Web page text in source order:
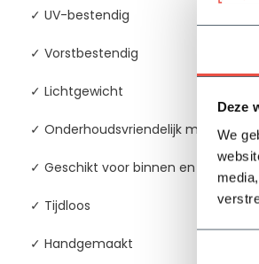
Deze
We
✓ UV-bestendig
✓ Vorstbestendig
✓ Lichtgewicht
✓ Onderhoudsvriendelijk materiaal
✓ Geschikt voor binnen en buiten
✓ Tijdloos
✓ Handgemaakt